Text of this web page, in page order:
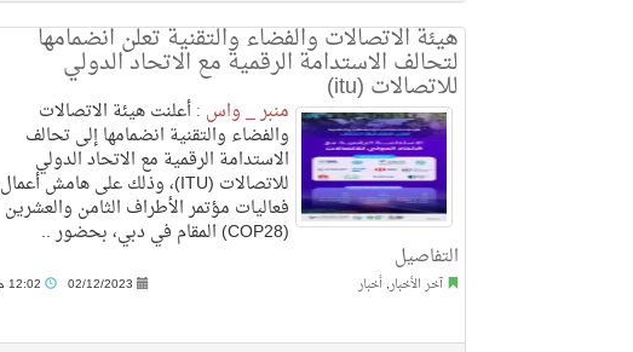
هيئة الاتصالات والفضاء والتقنية تعلن انضمامها
لتحالف الاستدامة الرقمية مع الاتحاد الدولي
للاتصالات (itu)
منبر _ واس :أعلنت هيئة الاتصالات
والفضاء والتقنية انضمامها إلى تحالف
الاستدامة الرقمية مع الاتحاد الدولي
للاتصالات (ITU)، وذلك على هامش أعمال
فعاليات مؤتمر الأطراف الثامن والعشرين
(COP28) المقام في دبي، بحضور ..
التفاصيل
آخر الأخبار,أخبار 02/12/2023